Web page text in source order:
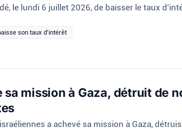
le lundi 6 juillet 2026, de baisser le taux
son taux d'intérêt
mission à Gaza, détruit de
a achevé sa mission à Gaza,